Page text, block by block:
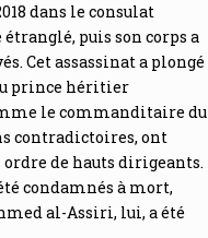
dans le consulat
puis son corps a
Cet assassinat a plongé
prince héritier
le commanditaire du
contradictoires, ont
de hauts dirigeants.
condamnés à mort,
al-Assiri, lui, a été